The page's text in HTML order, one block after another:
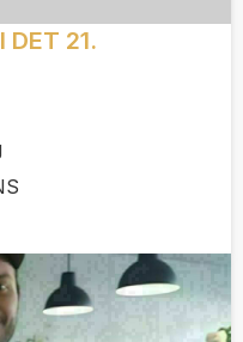
DET 21.